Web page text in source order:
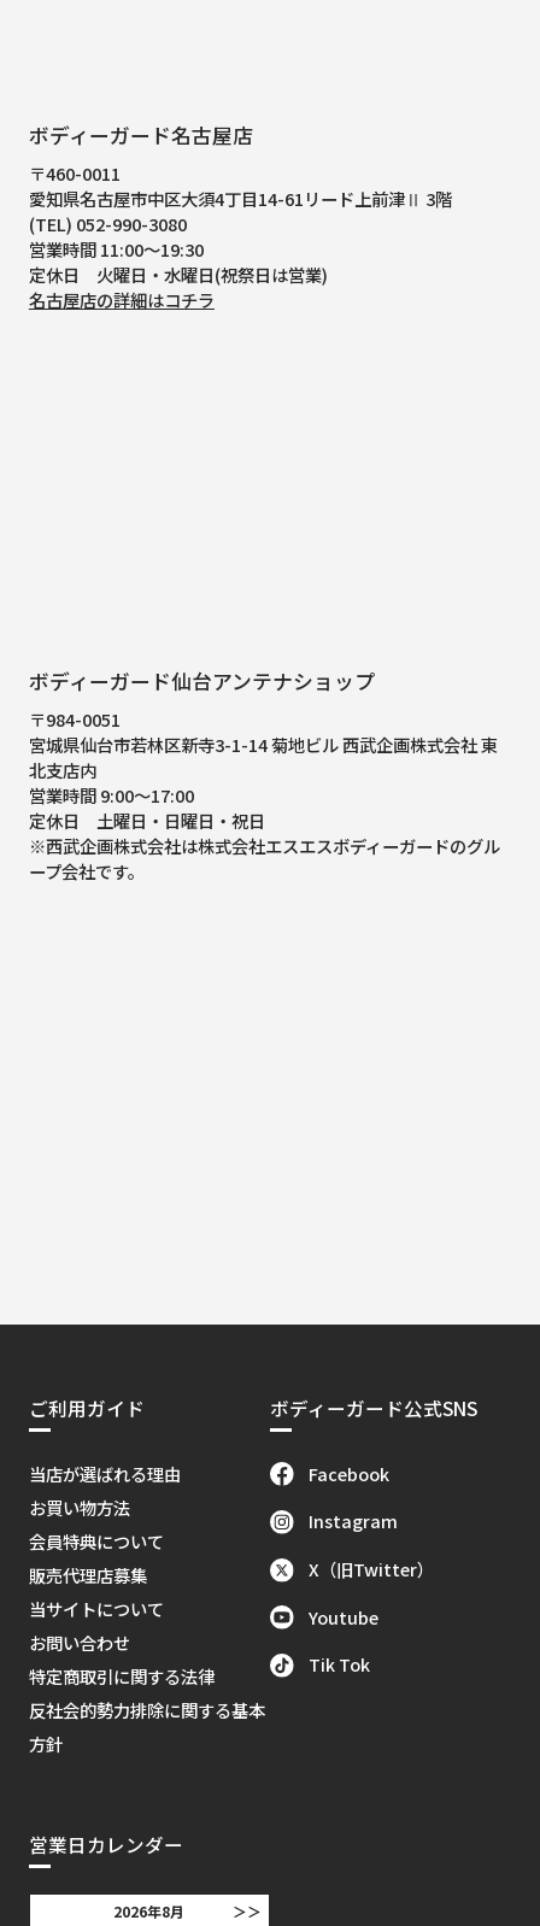
ボディーガード名古屋店
〒460-0011
愛知県名古屋市中区大須4丁目14-61リード上前津Ⅱ 3階
(TEL) 052-990-3080
営業時間 11:00～19:30
定休日 火曜日・水曜日(祝祭日は営業)
名古屋店の詳細はコチラ
ボディーガード仙台アンテナショップ
〒984-0051
宮城県仙台市若林区新寺3-1-14 菊地ビル 西武企画株式会社 東
北支店内
営業時間 9:00～17:00
定休日 土曜日・日曜日・祝日
※西武企画株式会社は株式会社エスエスボディーガードのグル
ープ会社です。
ご利用ガイド
当店が選ばれる理由
お買い物方法
会員特典について
販売代理店募集
当サイトについて
お問い合わせ
特定商取引に関する法律
反社会的勢力排除に関する基本
方針
ボディーガード公式SNS
Facebook
Instagram
X（旧Twitter）
Youtube
Tik Tok
営業日カレンダー
＞＞
2026年8月